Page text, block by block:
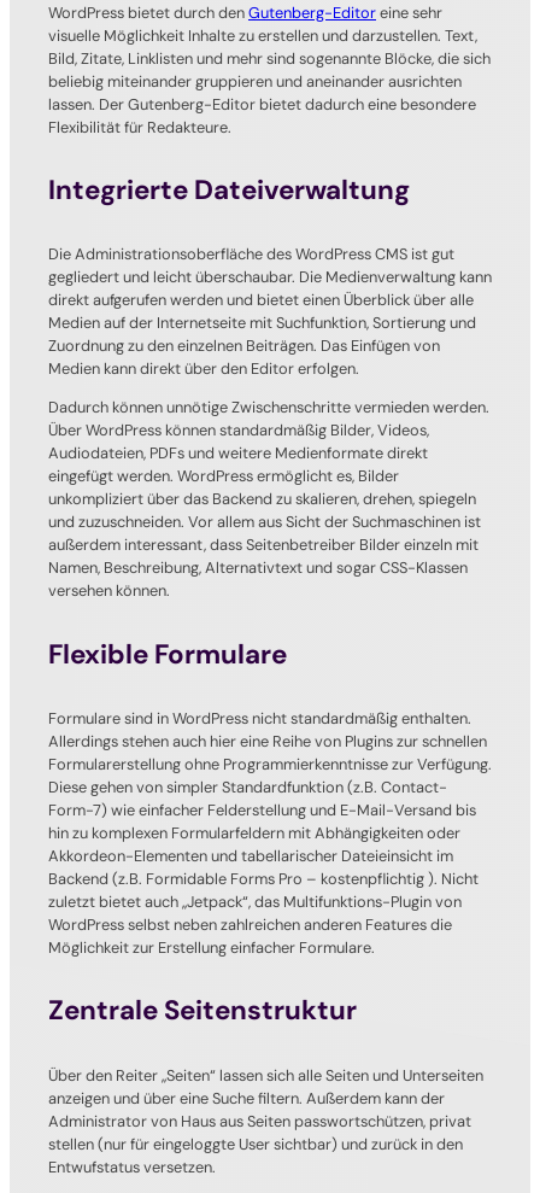
WordPress bietet durch denGutenberg-Editoreine sehr
visuelle Möglichkeit Inhalte zu erstellen und darzustellen. Text,
Bild, Zitate, Linklisten und mehr sind sogenannte Blöcke, die sich
beliebig miteinander gruppieren und aneinander ausrichten
lassen. Der Gutenberg-Editor bietet dadurch eine besondere
Flexibilität für Redakteure.
Integrierte Dateiverwaltung
Die Administrationsoberfläche des WordPress CMS ist gut
gegliedert und leicht überschaubar. Die Medienverwaltung kann
direkt aufgerufen werden und bietet einen Überblick über alle
Medien auf der Internetseite mit Suchfunktion, Sortierung und
Zuordnung zu den einzelnen Beiträgen. Das Einfügen von
Medien kann direkt über den Editor erfolgen.
Dadurch können unnötige Zwischenschritte vermieden werden.
Über WordPress können standardmäßig Bilder, Videos,
Audiodateien, PDFs und weitere Medienformate direkt
eingefügt werden. WordPress ermöglicht es, Bilder
unkompliziert über das Backend zu skalieren, drehen, spiegeln
und zuzuschneiden. Vor allem aus Sicht der Suchmaschinen ist
außerdem interessant, dass Seitenbetreiber Bilder einzeln mit
Namen, Beschreibung, Alternativtext und sogar CSS-Klassen
versehen können.
Flexible Formulare
Formulare sind in WordPress nicht standardmäßig enthalten.
Allerdings stehen auch hier eine Reihe von Plugins zur schnellen
Formularerstellung ohne Programmierkenntnisse zur Verfügung.
Diese gehen von simpler Standardfunktion (z.B. Contact-
Form-7) wie einfacher Felderstellung und E-Mail-Versand bis
hin zu komplexen Formularfeldern mit Abhängigkeiten oder
Akkordeon-Elementen und tabellarischer Dateieinsicht im
Backend (z.B. Formidable Forms Pro – kostenpflichtig ). Nicht
zuletzt bietet auch „Jetpack“, das Multifunktions-Plugin von
WordPress selbst neben zahlreichen anderen Features die
Möglichkeit zur Erstellung einfacher Formulare.
Zentrale Seitenstruktur
Über den Reiter „Seiten“ lassen sich alle Seiten und Unterseiten
anzeigen und über eine Suche filtern. Außerdem kann der
Administrator von Haus aus Seiten passwortschützen, privat
stellen (nur für eingeloggte User sichtbar) und zurück in den
Entwufstatus versetzen.